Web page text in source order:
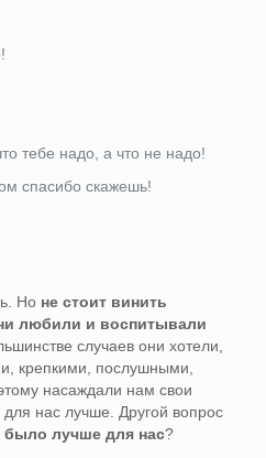
тебе надо, а что не надо!
спасибо скажешь!
Но не стоит винить
любили и воспитывали
случаев они хотели,
крепкими, послушными,
насаждали нам свои
нас лучше. Другой вопрос
было лучше для нас?